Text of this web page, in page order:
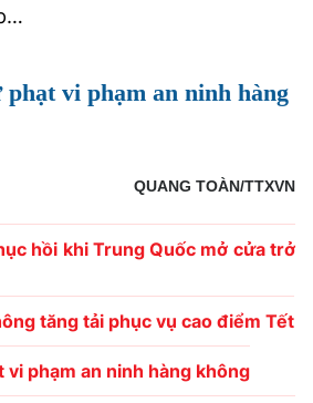
vi phạm an ninh hàng
QUANG TOÀN/TTXVN
hồi khi Trung Quốc mở cửa trở
tăng tải phục vụ cao điểm Tết
vi phạm an ninh hàng không